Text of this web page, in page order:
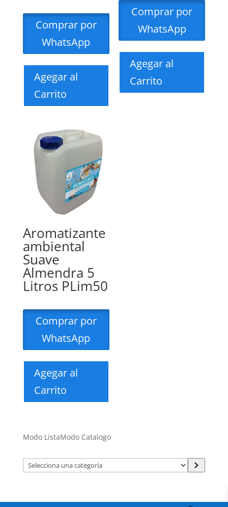
Comprar por
WhatsApp
Agegar al
Carrito
Comprar por
WhatsApp
Agegar al
Carrito
Aromatizante
ambiental
Suave
Almendra 5
Litros PLim50
Comprar por
WhatsApp
Agegar al
Carrito
Modo ListaModo Catalogo
Selecciona
una